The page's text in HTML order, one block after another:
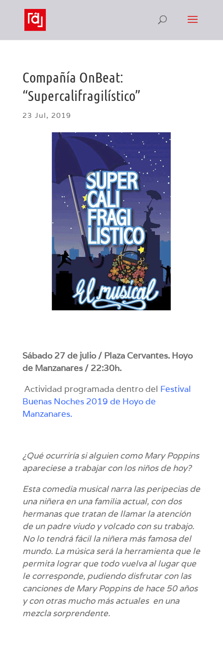
Compañía OnBeat:
“Supercalifragilístico”
23 Jul, 2019
Sábado 27 de julio / Plaza Cervantes. Hoyo
de Manzanares / 22:30h.
Actividad programada dentro del Festival
Buenas Noches 2019 de Hoyo de
Manzanares.
¿Qué ocurriría si alguien como Mary Poppins
apareciese a trabajar con los niños de hoy?
Esta comedia musical narra las peripecias de
una niñera en una familia actual, con dos
hermanas que tratan de llamar la atención
de un padre viudo y volcado con su trabajo.
No lo tendrá fácil la niñera más famosa del
mundo. La música será la herramienta que le
permita lograr que todo vuelva al lugar que
le corresponde, pudiendo disfrutar con las
canciones de Mary Poppins de hace 50 años
y con otras mucho más actuales en una
mezcla sorprendente.